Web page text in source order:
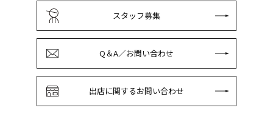
スタッフ募集
Q＆A／お問い合わせ
出店に関するお問い合わせ